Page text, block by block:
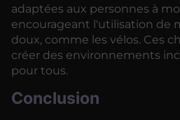
adaptées aux personnes à
encourageant l'utilisation de
doux, comme les vélos. Ces
créer des environnements
pour tous.
Conclusion